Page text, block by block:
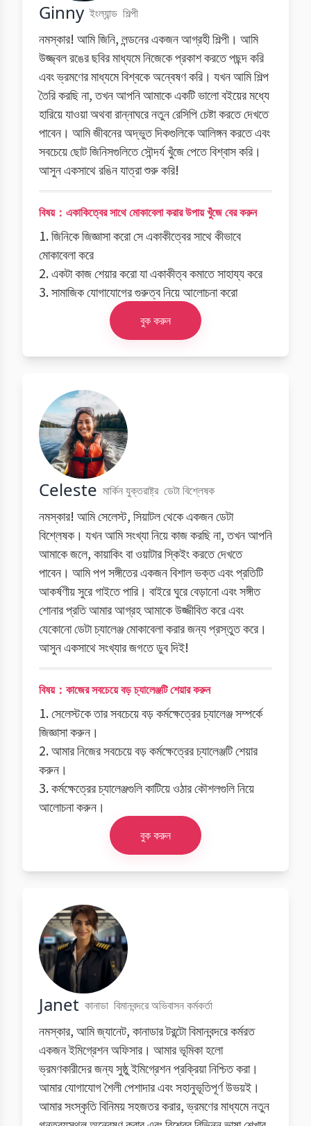
Ginny ইংল্যান্ড শিল্পী
নমস্কার! আমি জিনি, লন্ডনের একজন আগ্রহী শিল্পী। আমি
উজ্জ্বল রঙের ছবির মাধ্যমে নিজেকে প্রকাশ করতে পছন্দ করি
এবং ভ্রমণের মাধ্যমে বিশ্বকে অন্বেষণ করি। যখন আমি শিল্প
তৈরি করছি না, তখন আপনি আমাকে একটি ভালো বইয়ের মধ্যে
হারিয়ে যাওয়া অথবা রান্নাঘরে নতুন রেসিপি চেষ্টা করতে দেখতে
পাবেন। আমি জীবনের অদ্ভুত দিকগুলিকে আলিঙ্গন করতে এবং
সবচেয়ে ছোট জিনিসগুলিতে সৌন্দর্য খুঁজে পেতে বিশ্বাস করি।
আসুন একসাথে রঙিন যাত্রা শুরু করি!
বিষয়：একাকিত্বের সাথে মোকাবেলা করার উপায় খুঁজে বের করুন
1. জিনিকে জিজ্ঞাসা করো সে একাকীত্বের সাথে কীভাবে
মোকাবেলা করে
2. একটা কাজ শেয়ার করো যা একাকীত্ব কমাতে সাহায্য করে
3. সামাজিক যোগাযোগের গুরুত্ব নিয়ে আলোচনা করো
বুক করুন
Celeste মার্কিন যুক্তরাষ্ট্র ডেটা বিশ্লেষক
নমস্কার! আমি সেলেস্ট, সিয়াটল থেকে একজন ডেটা
বিশ্লেষক। যখন আমি সংখ্যা নিয়ে কাজ করছি না, তখন আপনি
আমাকে জলে, কায়াকিং বা ওয়াটার স্কিইং করতে দেখতে
পাবেন। আমি পপ সঙ্গীতের একজন বিশাল ভক্ত এবং প্রতিটি
আকর্ষণীয় সুরে গাইতে পারি। বাইরে ঘুরে বেড়ানো এবং সঙ্গীত
শোনার প্রতি আমার আগ্রহ আমাকে উজ্জীবিত করে এবং
যেকোনো ডেটা চ্যালেঞ্জ মোকাবেলা করার জন্য প্রস্তুত করে।
আসুন একসাথে সংখ্যার জগতে ডুব দিই!
বিষয়：কাজের সবচেয়ে বড় চ্যালেঞ্জটি শেয়ার করুন
1. সেলেস্টকে তার সবচেয়ে বড় কর্মক্ষেত্রের চ্যালেঞ্জ সম্পর্কে
জিজ্ঞাসা করুন।
2. আমার নিজের সবচেয়ে বড় কর্মক্ষেত্রের চ্যালেঞ্জটি শেয়ার
করুন।
3. কর্মক্ষেত্রের চ্যালেঞ্জগুলি কাটিয়ে ওঠার কৌশলগুলি নিয়ে
আলোচনা করুন।
বুক করুন
Janet কানাডা বিমানবন্দরে অভিবাসন কর্মকর্তা
নমস্কার, আমি জ্যানেট, কানাডার টরন্টো বিমানবন্দরে কর্মরত
একজন ইমিগ্রেশন অফিসার। আমার ভূমিকা হলো
ভ্রমণকারীদের জন্য সুষ্ঠু ইমিগ্রেশন প্রক্রিয়া নিশ্চিত করা।
আমার যোগাযোগ শৈলী পেশাদার এবং সহানুভূতিপূর্ণ উভয়ই।
আমার সংস্কৃতি বিনিময় সহজতর করার, ভ্রমণের মাধ্যমে নতুন